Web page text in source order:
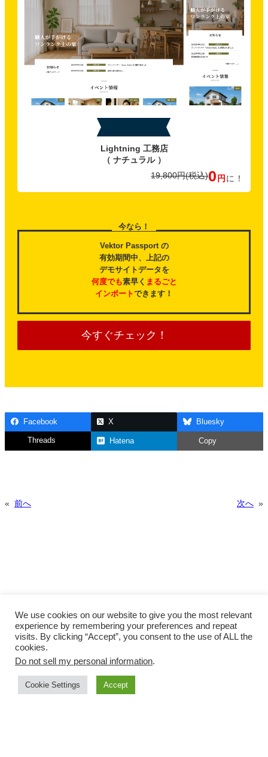
Lightning 工務店
（ ナチュラル ）
19,800円(税込)0円に！
今なら！
Vektor Passport の
有効期間中、上記の
デモサイトデータを
何度でも素早く まるごと
インポートできます！
今すぐチェック！
Facebook X Bluesky
Threads Hatena Copy
« 前へ 次へ »
We use cookies on our website to give you the most relevant
experience by remembering your preferences and repeat
visits. By clicking “Accept”, you consent to the use of ALL the
cookies.
Do not sell my personal information.
Cookie Settings Accept